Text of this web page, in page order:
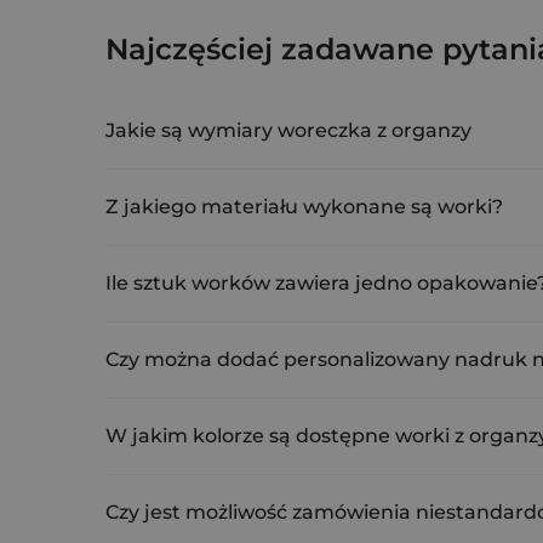
10 x Worki z organzy 22 x
Najczęściej zadawane
Jakie są wymiary woreczka z organzy
Z jakiego materiału wykonane są worki?
Ile sztuk worków zawiera jedno
Czy można dodać personalizowany nadruk
W jakim kolorze są dostępne worki z
Czy jest możliwość zamówienia